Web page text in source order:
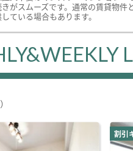
がスムーズです。通常の賃貸物
ている場合もあります。
割引